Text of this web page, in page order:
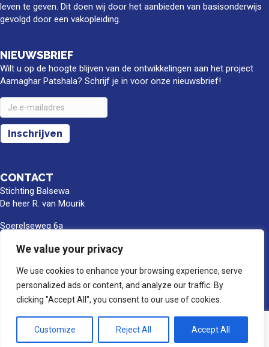
We value your privacy
We use cookies to enhance your browsing experience, serve
personalized ads or content, and analyze our traffic. By
clicking "Accept All", you consent to our use of cookies.
Customize Reject All Accept All
leven te geven. Dit doen wij door het aanbieden van basisonderwijs
gevolgd door een vakopleiding.
NIEUWSBRIEF
Wilt u op de hoogte blijven van de ontwikkelingen aan het project
Aamaghar Patshala? Schrijf je in voor onze nieuwsbrief!
CONTACT
Stichting Balsewa
De heer R. van Mourik
Soerelseweg 6a
06 - 5341 0399
Rekeningnummer
NL66TRIO0391189859
BIC/SWIFT : TRIONL2U
Ten name van Stichting Balsewa, Epe